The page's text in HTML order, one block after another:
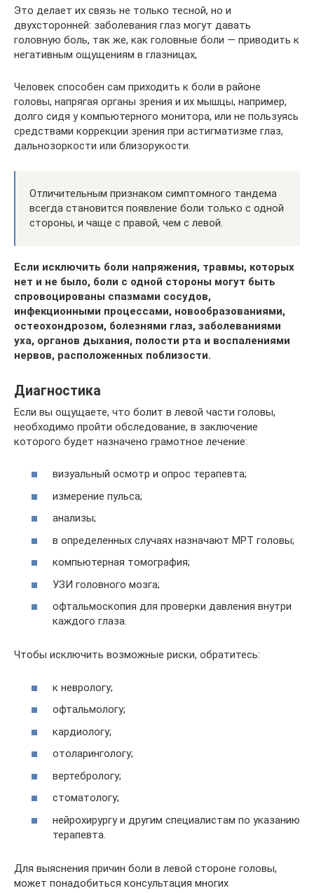
Это делает их связь не только тесной, но и
двухсторонней: заболевания глаз могут давать
головную боль, так же, как головные боли — приводить к
негативным ощущениям в глазницах,
Человек способен сам приходить к боли в районе
головы, напрягая органы зрения и их мышцы, например,
долго сидя у компьютерного монитора, или не пользуясь
средствами коррекции зрения при астигматизме глаз,
дальнозоркости или близорукости.
Отличительным признаком симптомного тандема
всегда становится появление боли только с одной
стороны, и чаще с правой, чем с левой.
Если исключить боли напряжения, травмы, которых
нет и не было, боли с одной стороны могут быть
спровоцированы спазмами сосудов,
инфекционными процессами, новообразованиями,
остеохондрозом, болезнями глаз, заболеваниями
уха, органов дыхания, полости рта и воспалениями
нервов, расположенных поблизости.
Диагностика
Если вы ощущаете, что болит в левой части головы,
необходимо пройти обследование, в заключение
которого будет назначено грамотное лечение:
визуальный осмотр и опрос терапевта;
измерение пульса;
анализы;
в определенных случаях назначают МРТ головы;
компьютерная томография;
УЗИ головного мозга;
офтальмоскопия для проверки давления внутри
каждого глаза.
Чтобы исключить возможные риски, обратитесь:
к неврологу;
офтальмологу;
кардиологу;
отоларингологу;
вертебрологу;
стоматологу;
нейрохирургу и другим специалистам по указанию
терапевта.
Для выяснения причин боли в левой стороне головы,
может понадобиться консультация многих